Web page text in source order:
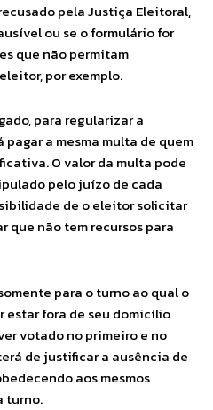
pela Justiça Eleitoral,
ou se o formulário for
que não permitam
por exemplo.
para regularizar a
a mesma multa de quem
O valor da multa pode
pelo juízo de cada
de o eleitor solicitar
que não tem recursos para
para o turno ao qual o
estar fora de seu domicílio
votado no primeiro e no
de justificar a ausência de
aos mesmos
turno.